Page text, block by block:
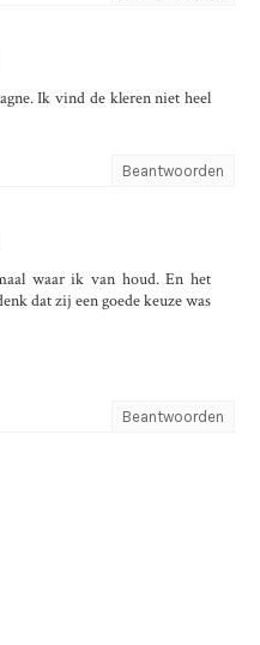
Ik vind de kleren niet heel
Beantwoorden
waar ik van houd. En het
dat zij een goede keuze was
Beantwoorden